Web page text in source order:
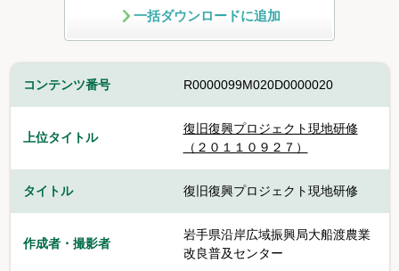
一括ダウンロードに追加
コンテンツ番号 R0000099M020D0000020
上位タイトル
復旧復興プロジェクト現地研修
（２０１１０９２７）
タイトル 復旧復興プロジェクト現地研修
作成者・撮影者
岩手県沿岸広域振興局大船渡農業
改良普及センター